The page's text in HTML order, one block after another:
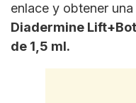
enlace y obtener una
Diadermine
de 1,5 ml.